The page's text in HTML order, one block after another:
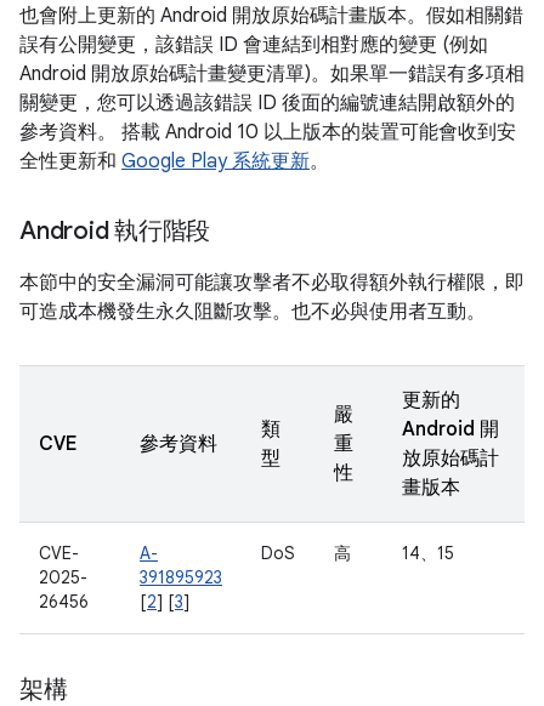
也會附上更新的 Android 開放原始碼計畫版本。假如相關錯
誤有公開變更，該錯誤 ID 會連結到相對應的變更 (例如
Android 開放原始碼計畫變更清單)。如果單一錯誤有多項相
關變更，您可以透過該錯誤 ID 後面的編號連結開啟額外的
參考資料。 搭載 Android 10 以上版本的裝置可能會收到安
全性更新和 Google Play 系統更新。
Android 執行階段
本節中的安全漏洞可能讓攻擊者不必取得額外執行權限，即
可造成本機發生永久阻斷攻擊。也不必與使用者互動。
CVE 參考資料
類
型
嚴
重
性
更新的
Android 開
放原始碼計
畫版本
CVE-
2025-
26456
A-
391895923
[2] [3]
DoS 高 14、15
架構